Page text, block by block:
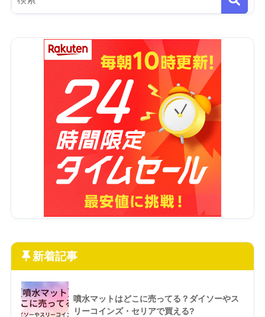
新着記事
噴水マットはどこに売ってる？ダイソーやス
リーコインズ・セリアで買える?